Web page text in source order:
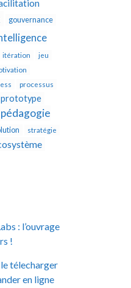
gouvernance
itération jeu
processus
prototype
pédagogie
stratégie
: l’ouvrage
!
le télecharger
en ligne